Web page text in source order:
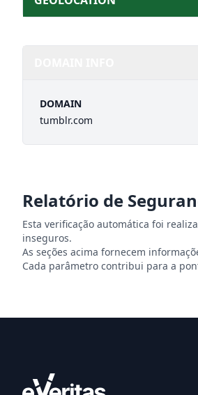
DOMAIN
tumblr.com
Relatório de
Esta verificação automática foi
inseguros.
As seções acima fornecem
Cada parâmetro contribui para a